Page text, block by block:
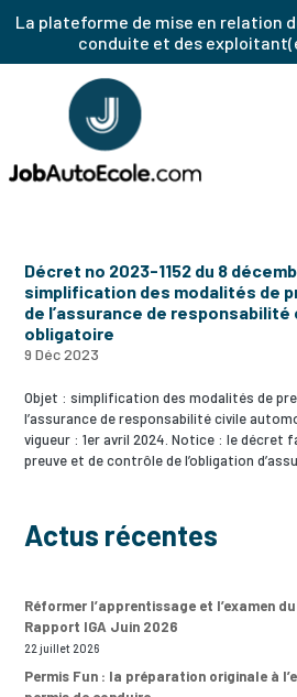
La plateforme de mise en relation
conduite et des
Décret no 2023-1152 du 8
simplification des modalités de
de l’assurance de
obligatoire
9 Déc 2023
Objet : simplification des modalités de
l’assurance de responsabilité civile
vigueur : 1er avril 2024. Notice : le décret
preuve et de contrôle de l’obligation
Actus récentes
Réformer l’apprentissage et l’examen
Rapport IGA Juin 2026
22 juillet 2026
Permis Fun : la préparation originale à